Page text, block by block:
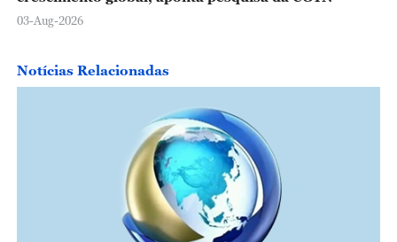
03-Aug-2026
Notícias Relacionadas